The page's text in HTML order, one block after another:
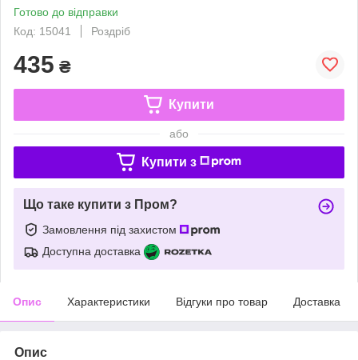
Готово до відправки
Код: 15041
Роздріб
435 ₴
Купити
або
Купити з
Що таке купити з Пром?
Замовлення під захистом
Доступна доставка
Опис Характеристики Відгуки про товар Доставка
Опис